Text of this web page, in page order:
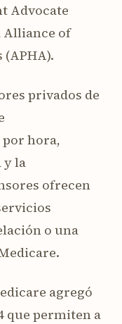
Advocate
Alliance of
privados de
por hora,
y la
ofrecen
o una
agregó
que permiten a